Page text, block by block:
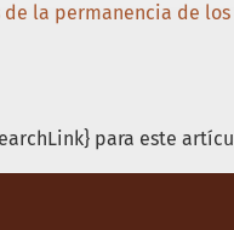
de la permanencia de
para este